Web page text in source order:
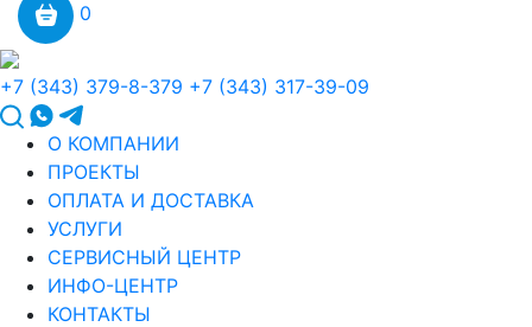
0
+7 (343) 379-8-379 +7 (343) 317-39-09
О КОМПАНИИ
ПРОЕКТЫ
ОПЛАТА И ДОСТАВКА
УСЛУГИ
СЕРВИСНЫЙ ЦЕНТР
ИНФО-ЦЕНТР
КОНТАКТЫ